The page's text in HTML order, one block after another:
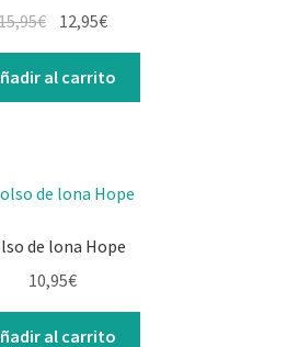
€ 12,95€
al carrito
de lona Hope
10,95€
al carrito